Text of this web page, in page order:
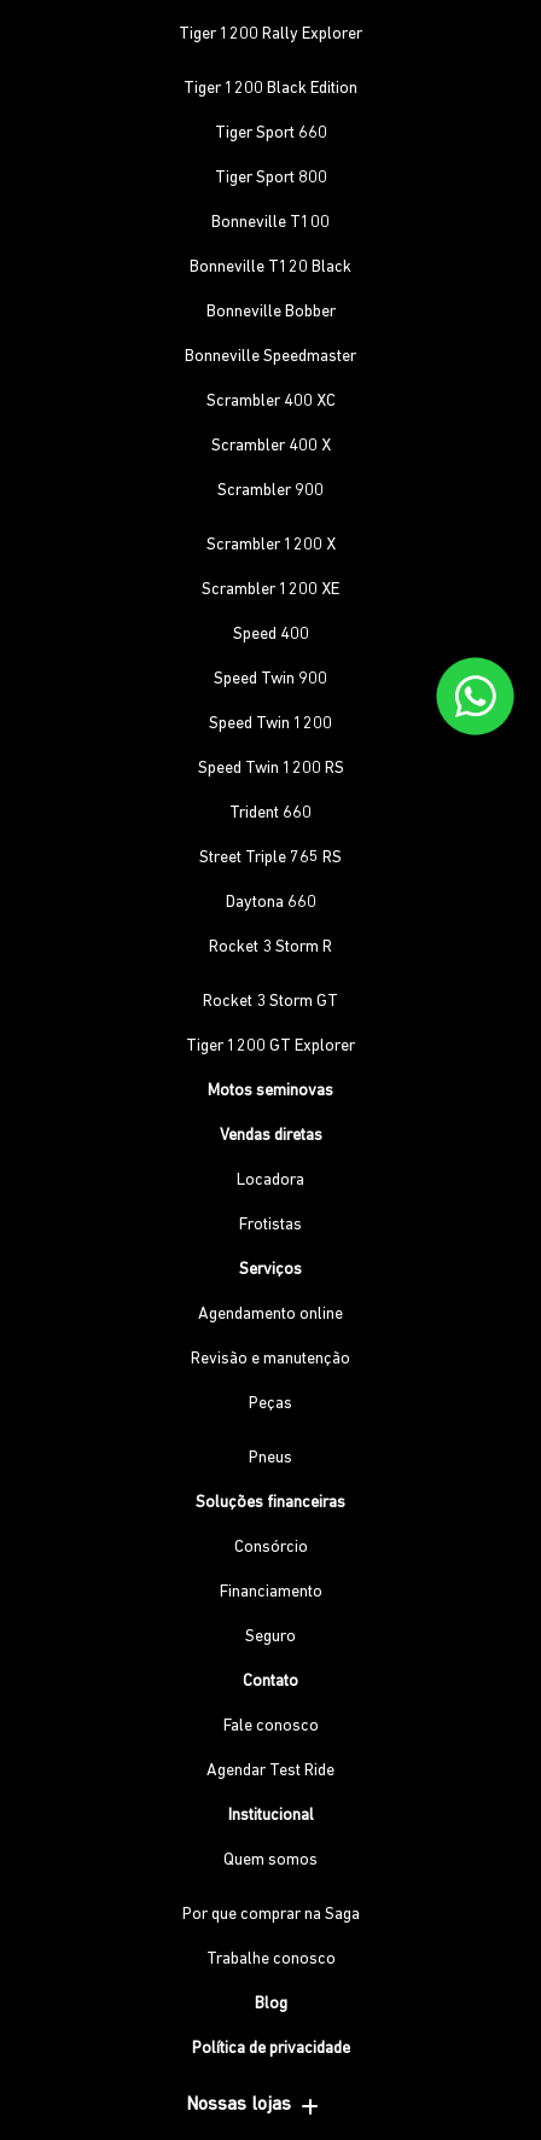
Tiger 1200 Rally Explorer
Tiger 1200 Black Edition
Tiger Sport 660
Tiger Sport 800
Bonneville T100
Bonneville T120 Black
Bonneville Bobber
Bonneville Speedmaster
Scrambler 400 XC
Scrambler 400 X
Scrambler 900
Scrambler 1200 X
Scrambler 1200 XE
Speed 400
Speed Twin 900
Speed Twin 1200
Speed Twin 1200 RS
Trident 660
Street Triple 765 RS
Daytona 660
Rocket 3 Storm R
Rocket 3 Storm GT
Tiger 1200 GT Explorer
Motos seminovas
Vendas diretas
Locadora
Frotistas
Serviços
Agendamento online
Revisão e manutenção
Peças
Pneus
Soluções financeiras
Consórcio
Financiamento
Seguro
Contato
Fale conosco
Agendar Test Ride
Institucional
Quem somos
Por que comprar na Saga
Trabalhe conosco
Blog
Política de privacidade
Nossas lojas